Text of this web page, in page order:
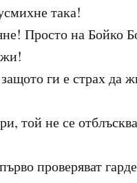
така!
Просто на Бойко
ги е страх да
той не се
проверяват